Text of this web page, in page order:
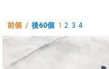
前個 /後60個 1 2 3 4